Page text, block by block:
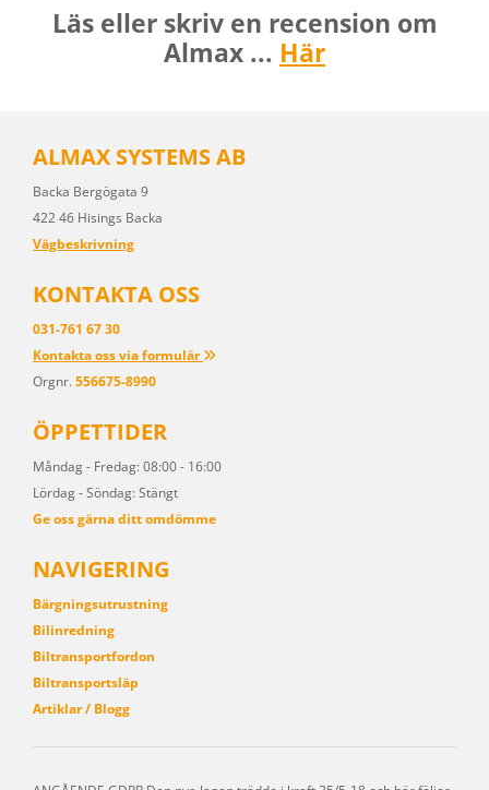
Läs eller skriv en recension om
Almax ... Här
ALMAX SYSTEMS AB
Backa Bergögata 9
422 46 Hisings Backa
Vägbeskrivning
KONTAKTA OSS
031-761 67 30
Kontakta oss via formulär 
Orgnr. 556675-8990
ÖPPETTIDER
Måndag - Fredag: 08:00 - 16:00
Lördag - Söndag: Stängt
Ge oss gärna ditt omdömme
NAVIGERING
Bärgningsutrustning
Bilinredning
Biltransportfordon
Biltransportsläp
Artiklar / Blogg